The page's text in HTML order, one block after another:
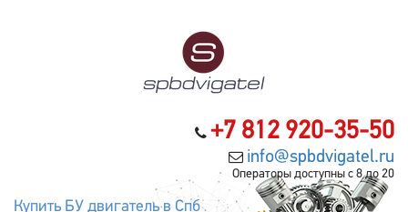
+7 812 920-35-50
info@spbdvigatel.ru
Операторы доступны с 8 до 20
Купить БУ двигатель в Спб